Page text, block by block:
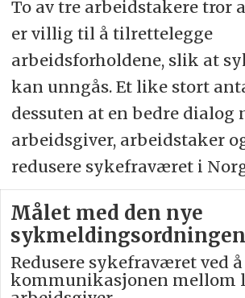
To av tre arbeidstakere tror
er villig til å tilrettelegge
arbeidsforholdene, slik at
kan unngås. Et like stort
dessuten at en bedre dialog
arbeidsgiver, arbeidstaker
redusere sykefraværet i
Målet med den nye
Redusere sykefraværet ved
kommunikasjonen mellom